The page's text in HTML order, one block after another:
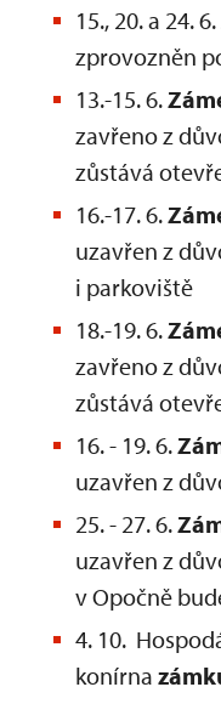
15., 20. a 24. 6.
zprovozněn
13.-15. 6.
zavřeno z
zůstává
16.-17. 6.
uzavřen z
i parkoviště
18.-19. 6.
zavřeno z
zůstává
16. - 19. 6.
uzavřen z
25. - 27. 6.
uzavřen z
v Opočně
4. 10.
konírna